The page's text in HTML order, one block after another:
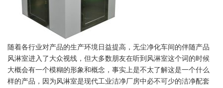
随着各行业对产品的生产环境日益提高，无尘净化车间的伴随产品
风淋室进入了大众视线，但大多数朋友在听到风淋室这个词的时候
大概会有一个模糊的形象和概念，事实上是不太了解这是一个什么
样的产品，因为风淋室是现代工业洁净厂房中必不可少的洁净配套